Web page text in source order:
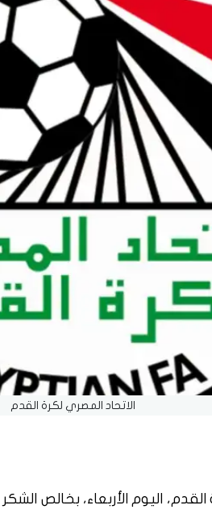
الاتحاد المصري لكرة القدم
القدم، اليوم الأربعاء، بخالص